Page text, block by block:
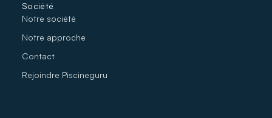
Société
Notre société
Notre approche
Contact
Rejoindre Piscineguru